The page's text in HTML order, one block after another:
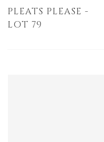
PLEATS PLEASE -
LOT 79